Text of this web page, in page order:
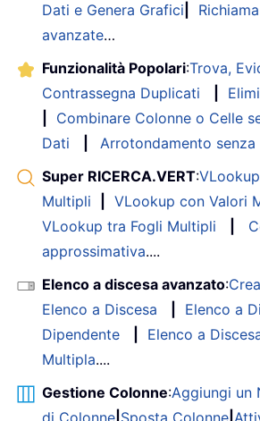
Dati e Genera Grafici
avanzate…
Funzionalità Popolari:Trova,
Contrassegna Duplicati
Combinare Colonne o Celle
Dati
Arrotondamento senza
Super RICERCA.VERT:
Multipli
VLookup con Valori
VLookup tra Fogli Multipli
approssimativa....
Elenco a discesa avanzato:
Elenco a Discesa
Elenco a
Dipendente
Elenco a
Multipla....
Gestione Colonne:Aggiungi un